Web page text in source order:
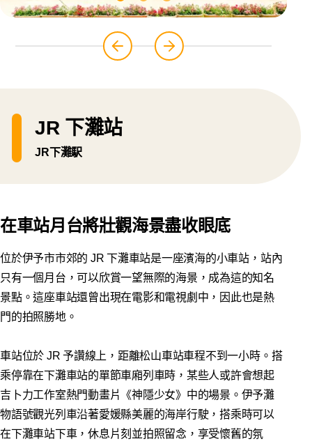
JR 下灘站
JR下灘駅
在車站月台將壯觀海景盡收眼底
位於伊予市市郊的 JR 下灘車站是一座濱海的小車站，站內
只有一個月台，可以欣賞一望無際的海景，成為這的知名
景點。這座車站還曾出現在電影和電視劇中，因此也是熱
門的拍照勝地。
車站位於 JR 予讚線上，距離松山車站車程不到一小時。搭
乘停靠在下灘車站的單節車廂列車時，某些人或許會想起
吉卜力工作室熱門動畫片《神隱少女》中的場景。伊予灘
物語號觀光列車沿著愛媛縣美麗的海岸行駛，搭乘時可以
在下灘車站下車，休息片刻並拍照留念，享受懷舊的氛